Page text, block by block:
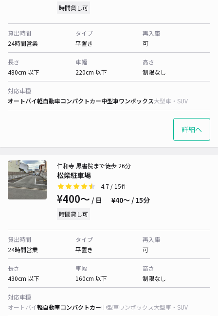
時間貸し可
貸出時間
24時間営業
タイプ
平置き
再入庫
可
長さ
480cm 以下
車幅
220cm 以下
高さ
制限なし
対応車種
オートバイ軽自動車コンパクトカー中型車ワンボックス大型車・SUV
詳細へ
松柴駐車場
仁和寺 黒書院まで徒歩 26分
4.7 / 15件
¥400〜 / 日 ¥40〜 / 15分
時間貸し可
貸出時間
24時間営業
タイプ
平置き
再入庫
可
長さ
430cm 以下
車幅
160cm 以下
高さ
制限なし
対応車種
オートバイ軽自動車コンパクトカー中型車ワンボックス大型車・SUV